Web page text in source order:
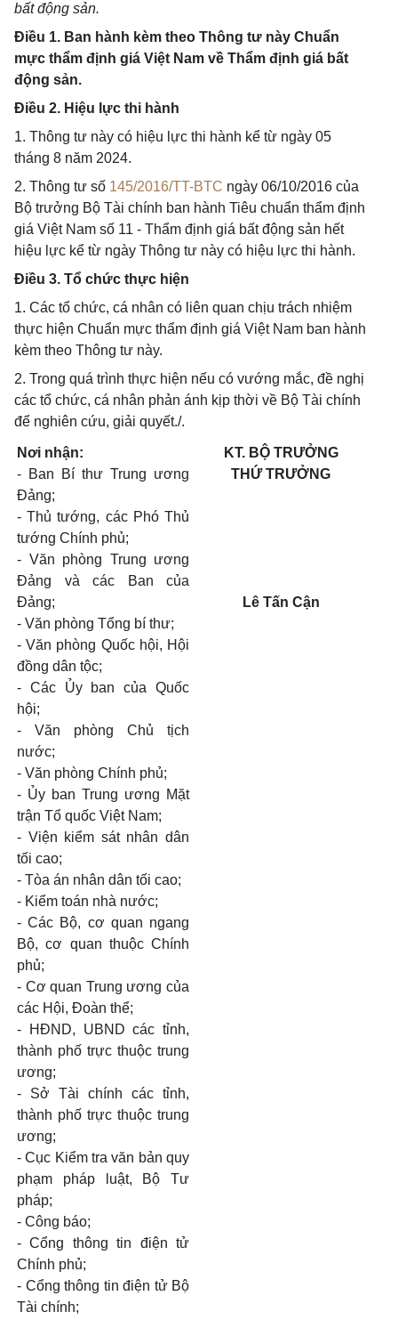
bất động sản.
Điều 1. Ban hành kèm theo Thông tư này Chuẩn
mực thẩm định giá Việt Nam về Thẩm định giá bất
động sản.
Điều 2. Hiệu lực thi hành
1. Thông tư này có hiệu lực thi hành kể từ ngày 05
tháng 8 năm 2024.
2. Thông tư số 145/2016/TT-BTC ngày 06/10/2016 của
Bộ trưởng Bộ Tài chính ban hành Tiêu chuẩn thẩm định
giá Việt Nam số 11 - Thẩm định giá bất động sản hết
hiệu lực kể từ ngày Thông tư này có hiệu lực thi hành.
Điều 3. Tổ chức thực hiện
1. Các tổ chức, cá nhân có liên quan chịu trách nhiệm
thực hiện Chuẩn mực thẩm định giá Việt Nam ban hành
kèm theo Thông tư này.
2. Trong quá trình thực hiện nếu có vướng mắc, đề nghị
các tổ chức, cá nhân phản ánh kịp thời về Bộ Tài chính
để nghiên cứu, giải quyết./.
Nơi nhận:
- Ban Bí thư Trung ương
Đảng;
- Thủ tướng, các Phó Thủ
tướng Chính phủ;
- Văn phòng Trung ương
Đảng và các Ban của
Đảng;
- Văn phòng Tổng bí thư;
-Văn phòng Quốc hội, Hội
đồng dân tộc;
- Các Ủyban của Quốc
hội;
- Văn phòng Chủ tịch
nước;
- Văn phòng Chính phủ;
- Ủy ban Trung ương Mặt
trận Tổ quốc Việt Nam;
- Viện kiểm sát nhân dân
tối cao;
- Tòa án nhân dân tối cao;
- Kiểm toán nhà nước;
-Các Bộ, cơ quan ngang
Bộ, cơ quan thuộc Chính
phủ;
- Cơ quan Trung ương của
các Hội, Đoàn thể;
-
HĐND, UBND các tỉnh,
thành phố trực thuộc trung
ương;
- Sở Tài chính các tỉnh,
thành phố trực thuộc trung
ương;
-Cục Kiểm tra văn bản quy
phạm pháp luật, Bộ Tư
pháp;
- Công báo;
-Cổng thông tin điện tử
Chính phủ;
- Cổng thông tin điện tử Bộ
Tài chính;
KT. BỘ TRƯỞNG
THỨ TRƯỞNG
Lê Tấn Cận